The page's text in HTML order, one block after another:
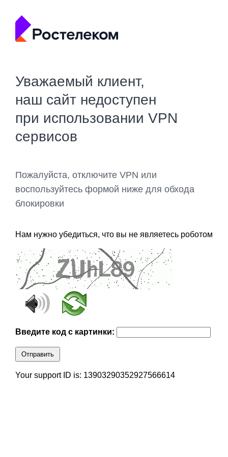
Уважаемый клиент,
наш сайт недоступен
при использовании VPN
сервисов
Пожалуйста, отключите VPN или
воспользуйтесь формой ниже для обхода
блокировки
Нам нужно убедиться, что вы не являетесь роботом
Введите код с картинки:
Отправить
Your support ID is: 13903290352927566614